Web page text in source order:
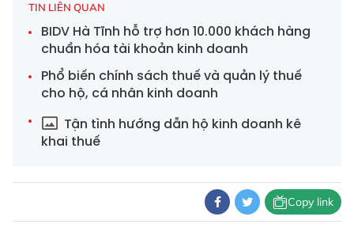
TIN LIÊN QUAN
BIDV Hà Tĩnh hỗ trợ hơn 10.000 khách hàng
chuẩn hóa tài khoản kinh doanh
Phổ biến chính sách thuế và quản lý thuế
cho hộ, cá nhân kinh doanh
Tận tình hướng dẫn hộ kinh doanh kê
khai thuế
Copy link